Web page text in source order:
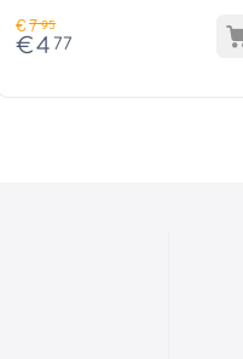
€7 95
€4 77